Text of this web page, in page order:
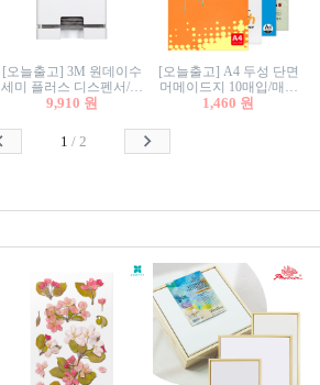
[오늘출고] 3M 원데이수
세미 플러스 디스펜서/소
프트수세미5매+강력수세
9,910 원
[오늘출고] A4 두성 단면
머메이드지 10매입/매직
터치/색지/색상지/색복사
칼라색지/고급복사지
1,460 원
1 / 2